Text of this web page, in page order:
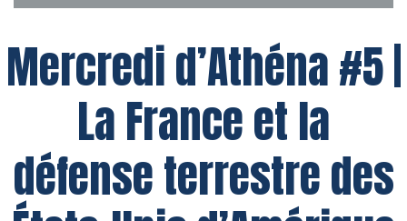
Mercredi d’Athéna #5 |
La France et la
défense terrestre des